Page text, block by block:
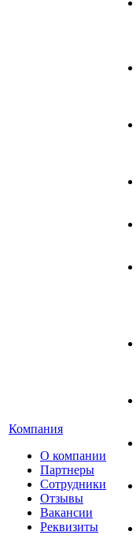
Компания
О компании
Партнеры
Сотрудники
Отзывы
Вакансии
Реквизиты